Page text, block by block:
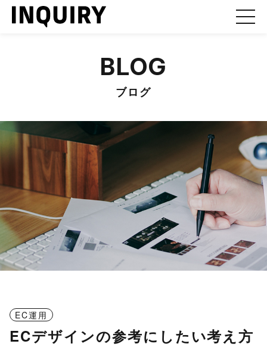
BLOG
ブログ
EC運用
ECデザインの参考にしたい考え方